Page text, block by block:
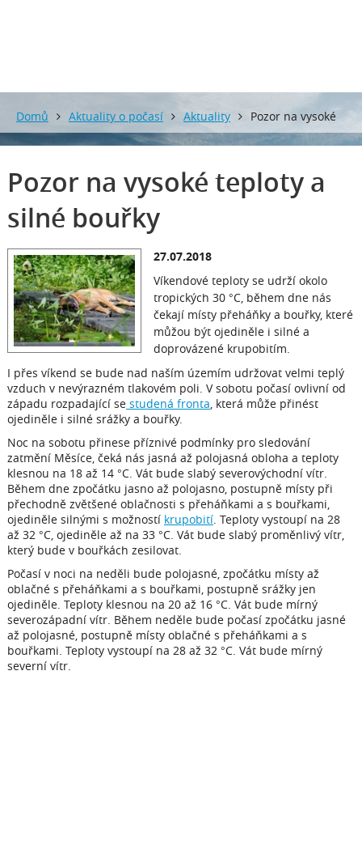
Domů Aktuality o počasí Aktuality Pozor na vysoké
teploty a silné bouřky
Pozor na vysoké teploty a
silné bouřky
27.07.2018
Víkendové teploty se udrží okolo
tropických 30 °C, během dne nás
čekají místy přeháňky a bouřky, které
můžou být ojediněle i silné a
doprovázené krupobitím.
I přes víkend se bude nad naším územím udržovat velmi teplý
vzduch v nevýrazném tlakovém poli. V sobotu počasí ovlivní od
západu rozpadající sestudená fronta, která může přinést
ojediněle i silné srážky a bouřky.
Noc na sobotu přinese příznivé podmínky pro sledování
zatmění Měsíce, čeká nás jasná až polojasná obloha a teploty
klesnou na 18 až 14 °C. Vát bude slabý severovýchodní vítr.
Během dne zpočátku jasno až polojasno, postupně místy při
přechodně zvětšené oblačnosti s přeháňkami a s bouřkami,
ojediněle silnými s možností krupobití. Teploty vystoupí na 28
až 32 °C, ojediněle až na 33 °C. Vát bude slabý proměnlivý vítr,
který bude v bouřkách zesilovat.
Počasí v noci na neděli bude polojasné, zpočátku místy až
oblačné s přeháňkami a s bouřkami, postupně srážky jen
ojediněle. Teploty klesnou na 20 až 16 °C. Vát bude mírný
severozápadní vítr. Během neděle bude počasí zpočátku jasné
až polojasné, postupně místy oblačné s přeháňkami a s
bouřkami. Teploty vystoupí na 28 až 32 °C. Vát bude mírný
severní vítr.